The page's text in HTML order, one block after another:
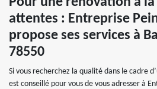
attentes : Entreprise
propose ses services à
78550
Si vous recherchez la qualité dans le cadre
est conseillé pour vous de vous adresser à